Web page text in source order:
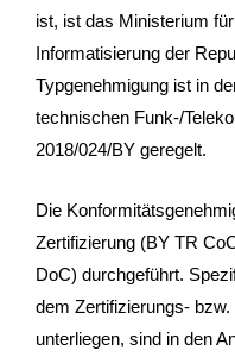
ist, ist das Ministerium
Informatisierung der
Typgenehmigung ist in
technischen Funk-/
2018/024/BY geregelt.
Die
Zertifizierung (BY TR
DoC) durchgeführt.
dem Zertifizierungs-
unterliegen, sind in den